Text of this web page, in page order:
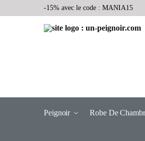
-15% avec le code : MANIA15
Peignoir Robe De